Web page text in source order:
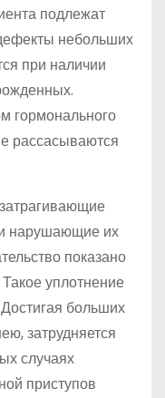
подлежат
небольших
при наличии
гормонального
рассасываются
нарушающие их
показано
уплотнение
больших
затрудняется
случаях
приступов